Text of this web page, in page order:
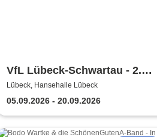
VfL Lübeck-Schwartau - 2.
Handball Bundesliga Saison
2026/2027
Lübeck, Hansehalle Lübeck
05.09.2026 - 20.09.2026